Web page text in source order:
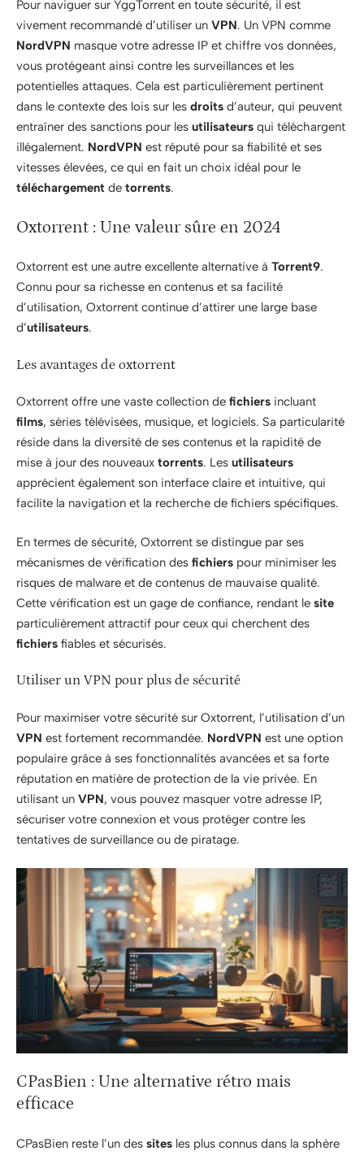
Pour naviguer sur YggTorrent en toute sécurité, il est
vivement recommandé d’utiliser un VPN. Un VPN comme
NordVPN masque votre adresse IP et chiffre vos données,
vous protégeant ainsi contre les surveillances et les
potentielles attaques. Cela est particulièrement pertinent
dans le contexte des lois sur les droits d’auteur, qui peuvent
entraîner des sanctions pour les utilisateurs qui téléchargent
illégalement. NordVPN est réputé pour sa fiabilité et ses
vitesses élevées, ce qui en fait un choix idéal pour le
téléchargement de torrents.
Oxtorrent : Une valeur sûre en 2024
Oxtorrent est une autre excellente alternative à Torrent9.
Connu pour sa richesse en contenus et sa facilité
d’utilisation, Oxtorrent continue d’attirer une large base
d’utilisateurs.
Les avantages de oxtorrent
Oxtorrent offre une vaste collection de fichiers incluant
films, séries télévisées, musique, et logiciels. Sa particularité
réside dans la diversité de ses contenus et la rapidité de
mise à jour des nouveaux torrents. Les utilisateurs
apprécient également son interface claire et intuitive, qui
facilite la navigation et la recherche de fichiers spécifiques.
En termes de sécurité, Oxtorrent se distingue par ses
mécanismes de vérification des fichiers pour minimiser les
risques de malware et de contenus de mauvaise qualité.
Cette vérification est un gage de confiance, rendant le site
particulièrement attractif pour ceux qui cherchent des
fichiers fiables et sécurisés.
Utiliser un VPN pour plus de sécurité
Pour maximiser votre sécurité sur Oxtorrent, l’utilisation d’un
VPN est fortement recommandée. NordVPN est une option
populaire grâce à ses fonctionnalités avancées et sa forte
réputation en matière de protection de la vie privée. En
utilisant un VPN, vous pouvez masquer votre adresse IP,
sécuriser votre connexion et vous protéger contre les
tentatives de surveillance ou de piratage.
CPasBien : Une alternative rétro mais
efficace
CPasBien reste l’un des sites les plus connus dans la sphère